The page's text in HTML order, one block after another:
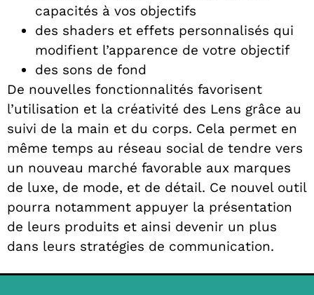
capacités à vos objectifs
des shaders et effets personnalisés qui
modifient l’apparence de votre objectif
des sons de fond
De nouvelles fonctionnalités favorisent
l’utilisation et la créativité des Lens grâce au
suivi de la main et du corps. Cela permet en
même temps au réseau social de tendre vers
un nouveau marché favorable aux marques
de luxe, de mode, et de détail. Ce nouvel outil
pourra notamment appuyer la présentation
de leurs produits et ainsi devenir un plus
dans leurs stratégies de communication.